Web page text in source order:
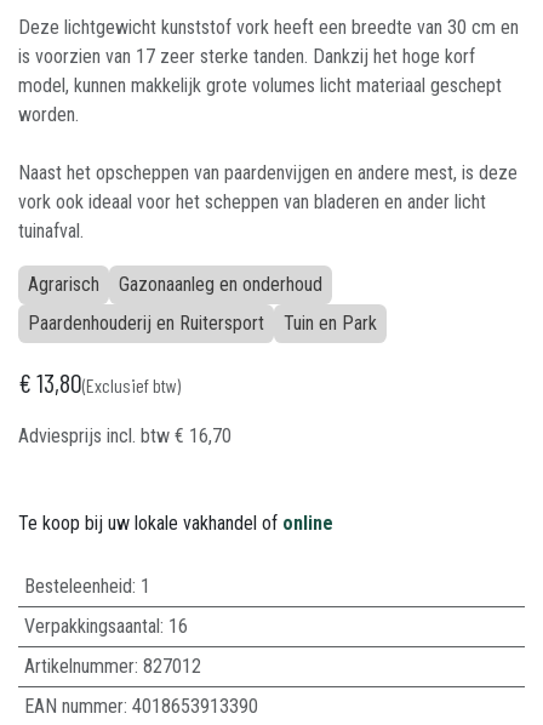
Deze lichtgewicht kunststof vork heeft een breedte van 30 cm en
is voorzien van 17 zeer sterke tanden. Dankzij het hoge korf
model, kunnen makkelijk grote volumes licht materiaal geschept
worden.
Naast het opscheppen van paardenvijgen en andere mest, is deze
vork ook ideaal voor het scheppen van bladeren en ander licht
tuinafval.
Agrarisch
Gazonaanleg en onderhoud
Paardenhouderij en Ruitersport
Tuin en Park
€13,80(Exclusief btw)
Adviesprijs incl. btw € 16,70
Te koop bij uw lokale vakhandel of online
Besteleenheid: 1
Verpakkingsaantal: 16
Artikelnummer: 827012
EAN nummer: 4018653913390